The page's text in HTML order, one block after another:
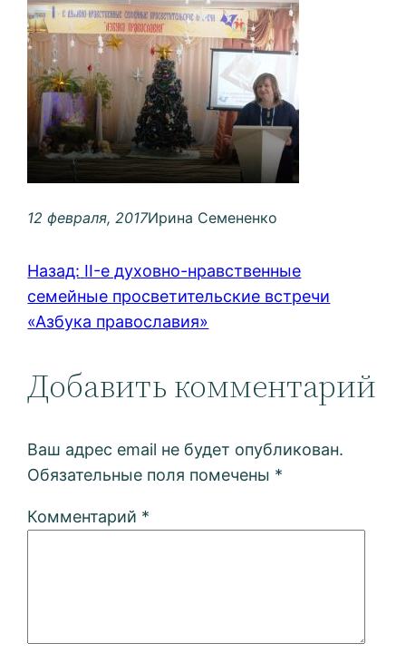
12 февраля, 2017Ирина Семененко
Назад: II-е духовно-нравственные
семейные просветительские встречи
«Азбука православия»
Добавить комментарий
Ваш адрес email не будет опубликован.
Обязательные поля помечены *
Комментарий *